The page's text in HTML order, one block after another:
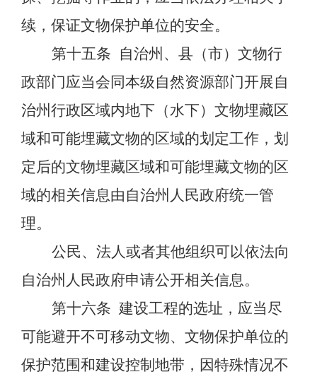
续，保证文物保护单位的安全。
第十五条
自治州、县（市）文物行
政部门应当会同本级自然资源部门开展自
治州行政区域内地下（水下）文物埋藏区
域和可能埋藏文物的区域的划定工作，划
定后的文物埋藏区域和可能埋藏文物的区
域的相关信息由自治州人民政府统一管
理。
公民、法人或者其他组织可以依法向
自治州人民政府申请公开相关信息。
第十六条 建设工程的选址，应当尽
可能避开不可移动文物、 文物保护单位的
保护范围和建设控制地带 ，因特殊情况不